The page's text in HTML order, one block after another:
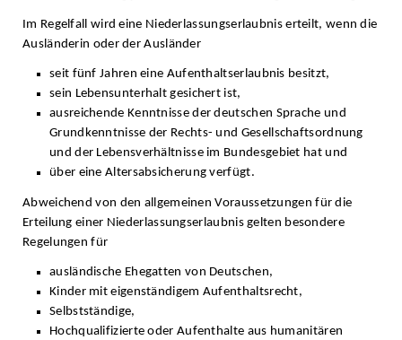
Im Regelfall wird eine Niederlassungserlaubnis erteilt, wenn die
Ausländerin oder der Ausländer
seit fünf Jahren eine Aufenthaltserlaubnis besitzt,
sein Lebensunterhalt gesichert ist,
ausreichende Kenntnisse der deutschen Sprache und
Grundkenntnisse der Rechts- und Gesellschaftsordnung
und der Lebensverhältnisse im Bundesgebiet hat und
über eine Altersabsicherung verfügt.
Abweichend von den allgemeinen Voraussetzungen für die
Erteilung einer Niederlassungserlaubnis gelten besondere
Regelungen für
ausländische Ehegatten von Deutschen,
Kinder mit eigenständigem Aufenthaltsrecht,
Selbstständige,
Hochqualifizierte oder Aufenthalte aus humanitären